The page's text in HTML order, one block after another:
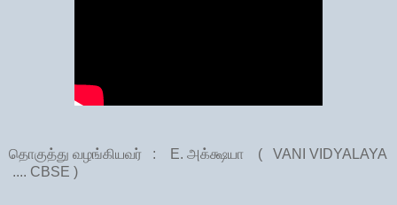
தொகுத்து வழங்கியவர் : E. அக்க்ஷயா ( VANI VIDYALAYA
.... CBSE )